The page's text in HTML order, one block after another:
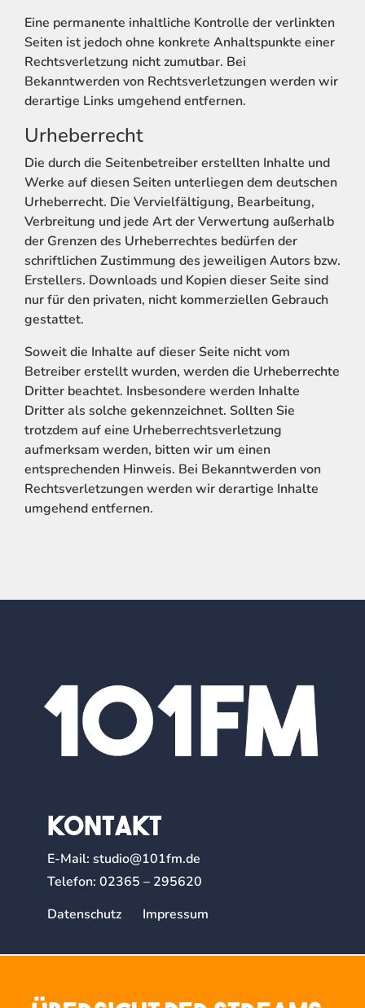
Eine permanente inhaltliche Kontrolle der verlinkten
Seiten ist jedoch ohne konkrete Anhaltspunkte einer
Rechtsverletzung nicht zumutbar. Bei
Bekanntwerden von Rechtsverletzungen werden wir
derartige Links umgehend entfernen.
Urheberrecht
Die durch die Seitenbetreiber erstellten Inhalte und
Werke auf diesen Seiten unterliegen dem deutschen
Urheberrecht. Die Vervielfältigung, Bearbeitung,
Verbreitung und jede Art der Verwertung außerhalb
der Grenzen des Urheberrechtes bedürfen der
schriftlichen Zustimmung des jeweiligen Autors bzw.
Erstellers. Downloads und Kopien dieser Seite sind
nur für den privaten, nicht kommerziellen Gebrauch
gestattet.
Soweit die Inhalte auf dieser Seite nicht vom
Betreiber erstellt wurden, werden die Urheberrechte
Dritter beachtet. Insbesondere werden Inhalte
Dritter als solche gekennzeichnet. Sollten Sie
trotzdem auf eine Urheberrechtsverletzung
aufmerksam werden, bitten wir um einen
entsprechenden Hinweis. Bei Bekanntwerden von
Rechtsverletzungen werden wir derartige Inhalte
umgehend entfernen.
Kontakt
E-Mail:studio@101fm.de
Telefon:02365 – 295620
Datenschutz
Impressum